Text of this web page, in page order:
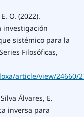
O. (2022).
investigación
sistémico para la
Filosóficas,
article/view/24660/
Álvares, E.
inversa para